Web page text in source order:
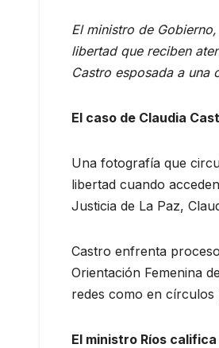
El ministro de
libertad que reciben
Castro esposada a una
El caso de Claudia
Una fotografía que
libertad cuando
Justicia de La Paz,
Castro enfrenta
Orientación Femenina
redes como en círculos
El ministro Ríos